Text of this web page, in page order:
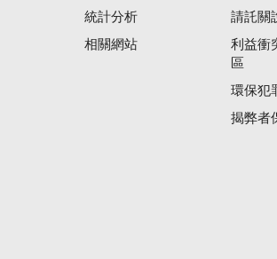
統計分析
相關網站
請託關
利益衝
區
環保犯
揭弊者